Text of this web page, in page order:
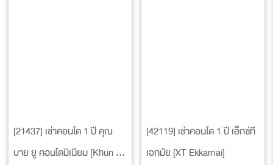
[21437] เช่าคอนโด 1 ปี คุณ
บาย ยู คอนโดมิเนียม [Khun By
[42119] เช่าคอนโด 1 ปี เอ็กซ์ที
เอกมัย [XT Ekkamai]